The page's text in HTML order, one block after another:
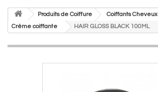
Produits de Coiffure
Coiffants Cheveux
Crème coiffante
HAIR GLOSS BLACK 100ML